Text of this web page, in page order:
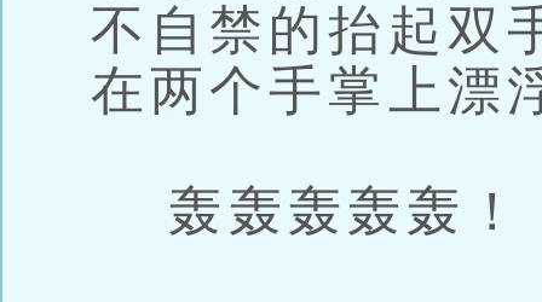
不自禁的抬起双
在两个手掌上漂
轰轰轰轰轰！